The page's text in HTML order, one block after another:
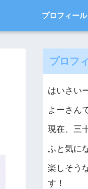
プロフィール
プロフ
はいさい
よーさん
現在、三
ふと気に
楽しそう
す！